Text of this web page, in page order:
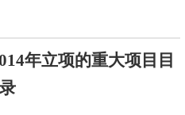
年立项的重大项目目
录